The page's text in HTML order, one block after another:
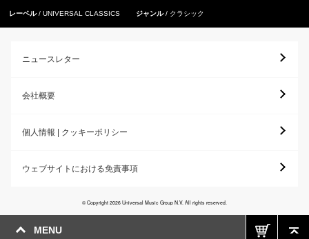
MENU
レーベル UNIVERSAL CLASSICS ジャンル クラシック
ニュースレター
会社概要
個人情報 | クッキーポリシー
ウェブサイトにおける免責事項
© Copyright 2026 Universal Music Group N.V. All rights reserved.